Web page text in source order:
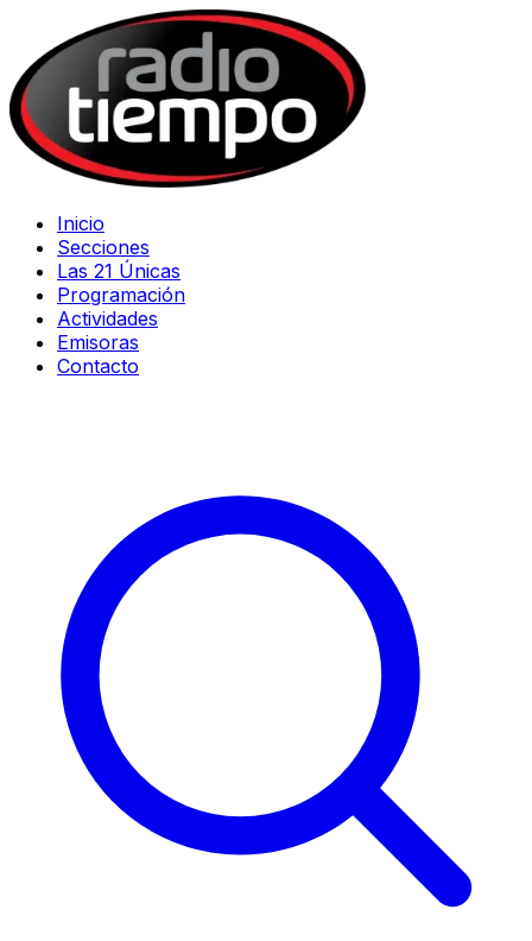
Inicio
Secciones
Las 21 Únicas
Programación
Actividades
Emisoras
Contacto